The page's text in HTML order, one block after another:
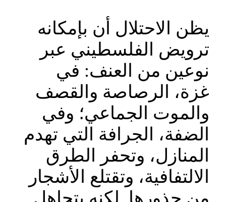
يظن الاحتلال أن بإمكانه
ترويض الفلسطيني عبر
نوعين من العنف: في
غزة، الرصاصة والقصف
والموت الجماعي؛ وفي
الضفة، الجرافة التي تهدم
المنازل، وتحفر الطرق
الالتفافية، وتقتلع الأشجار